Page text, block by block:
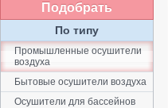
Подобрать
По типу
Промышленные осушители
воздуха
Бытовые осушители воздуха
Осушители для бассейнов